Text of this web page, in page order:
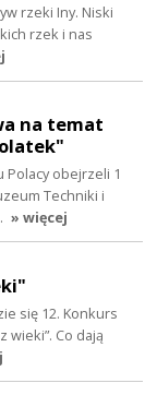
rzeki Iny. Niski
rzek i nas
na temat
Polacy obejrzeli 1
Techniki i
» więcej
się 12. Konkurs
wieki”. Co dają